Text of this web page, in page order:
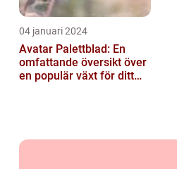
04 januari 2024
Avatar Palettblad: En
omfattande översikt över
en populär växt för ditt